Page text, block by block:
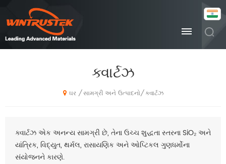
ક્વાર્ટઝ
ઘર / સામગ્રી અને ઉત્પાદનો/ ક્વાર્ટઝ
ક્વાર્ટઝ એક અનન્ય સામગ્રી છે, તેના ઉચ્ચ શુદ્ધતા સ્તરના SiO₂ અને
યાંત્રિક, વિદ્યુત, થર્મલ, રાસાયણિક અને ઓપ્ટિકલ ગુણધર્મોના
સંયોજનને કારણે.